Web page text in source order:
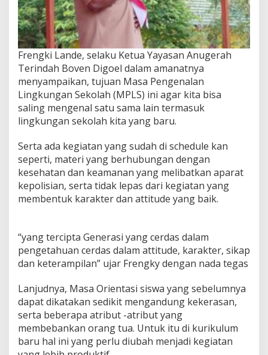
Frengki Lande, selaku Ketua Yayasan Anugerah
Terindah Boven Digoel dalam amanatnya
menyampaikan, tujuan Masa Pengenalan
Lingkungan Sekolah (MPLS) ini agar kita bisa
saling mengenal satu sama lain termasuk
lingkungan sekolah kita yang baru.
Serta ada kegiatan yang sudah di schedule kan
seperti, materi yang berhubungan dengan
kesehatan dan keamanan yang melibatkan aparat
kepolisian, serta tidak lepas dari kegiatan yang
membentuk karakter dan attitude yang baik.
“yang tercipta Generasi yang cerdas dalam
pengetahuan cerdas dalam attitude, karakter, sikap
dan keterampilan” ujar Frengky dengan nada tegas
Lanjudnya, Masa Orientasi siswa yang sebelumnya
dapat dikatakan sedikit mengandung kekerasan,
serta beberapa atribut -atribut yang
membebankan orang tua. Untuk itu di kurikulum
baru hal ini yang perlu diubah menjadi kegiatan